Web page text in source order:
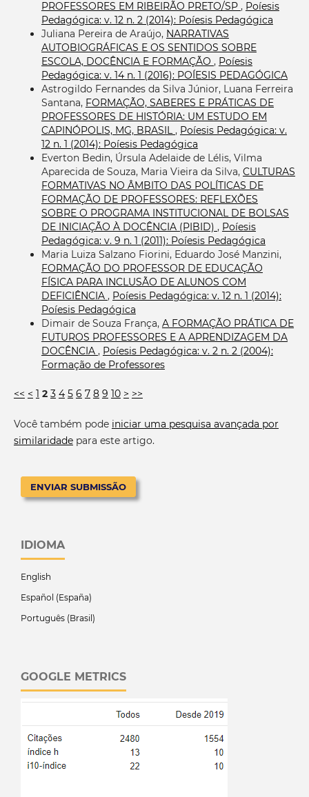
PROFESSORES EM RIBEIRÃO PRETO/SP , Poíesis
Pedagógica: v. 12 n. 2 (2014): Poíesis Pedagógica
Juliana Pereira de Araújo, NARRATIVAS
AUTOBIOGRÁFICAS E OS SENTIDOS SOBRE
ESCOLA, DOCÊNCIA E FORMAÇÃO , Poíesis
Pedagógica: v. 14 n. 1 (2016): POÍESIS PEDAGÓGICA
Astrogildo Fernandes da Silva Júnior, Luana Ferreira
Santana, FORMAÇÃO, SABERES E PRÁTICAS DE
PROFESSORES DE HISTÓRIA: UM ESTUDO EM
CAPINÓPOLIS, MG, BRASIL, Poíesis Pedagógica: v.
12 n. 1 (2014): Poíesis Pedagógica
Everton Bedin, Úrsula Adelaide de Lélis, Vilma
Aparecida de Souza, Maria Vieira da Silva, CULTURAS
FORMATIVAS NO ÂMBITO DAS POLÍTICAS DE
FORMAÇÃO DE PROFESSORES: REFLEXÕES
SOBRE O PROGRAMA INSTITUCIONAL DE BOLSAS
DE INICIAÇÃO À DOCÊNCIA (PIBID) , Poíesis
Pedagógica: v. 9 n. 1 (2011): Poíesis Pedagógica
Maria Luiza Salzano Fiorini, Eduardo José Manzini,
FORMAÇÃO DO PROFESSOR DE EDUCAÇÃO
FÍSICA PARA INCLUSÃO DE ALUNOS COM
DEFICIÊNCIA , Poíesis Pedagógica: v. 12 n. 1 (2014):
Poíesis Pedagógica
Dimair de Souza França, A FORMAÇÃO PRÁTICA DE
FUTUROS PROFESSORES E A APRENDIZAGEM DA
DOCÊNCIA , Poíesis Pedagógica: v. 2 n. 2 (2004):
Formação de Professores
<< < 1 2 3 4 5 6 7 8 9 10 > >>
Você também pode iniciar uma pesquisa avançada por
similaridadepara este artigo.
ENVIAR SUBMISSÃO
IDIOMA
English
Español (España)
Português (Brasil)
GOOGLE METRICS